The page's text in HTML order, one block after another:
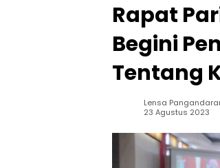
Rapat
Begini
Tentang
Lensa
23 Agustus 2023